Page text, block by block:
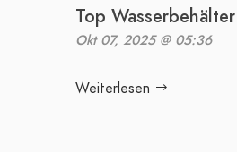
Top
Okt 07, 2025 @ 05:36
Weiterlesen